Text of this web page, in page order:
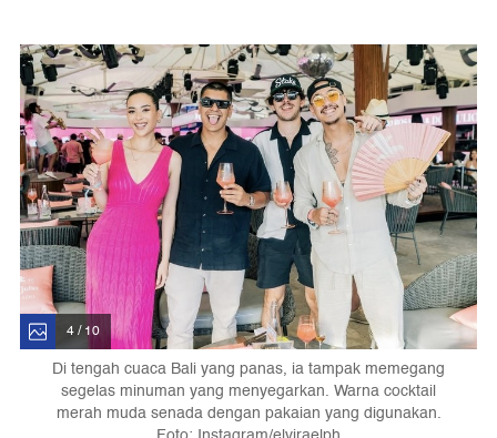
4 / 10
Di tengah cuaca Bali yang panas, ia tampak memegang
segelas minuman yang menyegarkan. Warna cocktail
merah muda senada dengan pakaian yang digunakan.